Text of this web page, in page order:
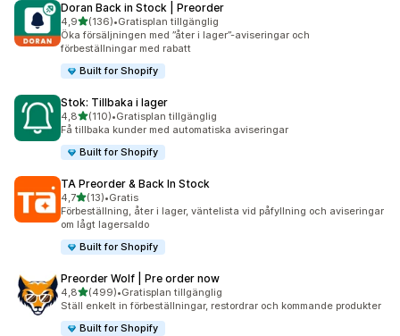
Doran Back in Stock | Preorder
4,9av 5 stjärnor
(136)
136 recensioner totalt
•Gratisplan tillgänglig
Öka försäljningen med ”åter i lager”-aviseringar och
förbeställningar med rabatt
Built for Shopify
Stok: Tillbaka i lager
4,8av 5 stjärnor
(110)
110 recensioner totalt
•Gratisplan tillgänglig
Få tillbaka kunder med automatiska aviseringar
Built for Shopify
TA Preorder & Back In Stock
4,7av 5 stjärnor
(13)
13 recensioner totalt
•Gratis
Förbeställning, åter i lager, väntelista vid påfyllning och aviseringar
om lågt lagersaldo
Built for Shopify
Preorder Wolf | Pre order now
4,8av 5 stjärnor
(499)
499 recensioner totalt
•Gratisplan tillgänglig
Ställ enkelt in förbeställningar, restordrar och kommande produkter
Built for Shopify